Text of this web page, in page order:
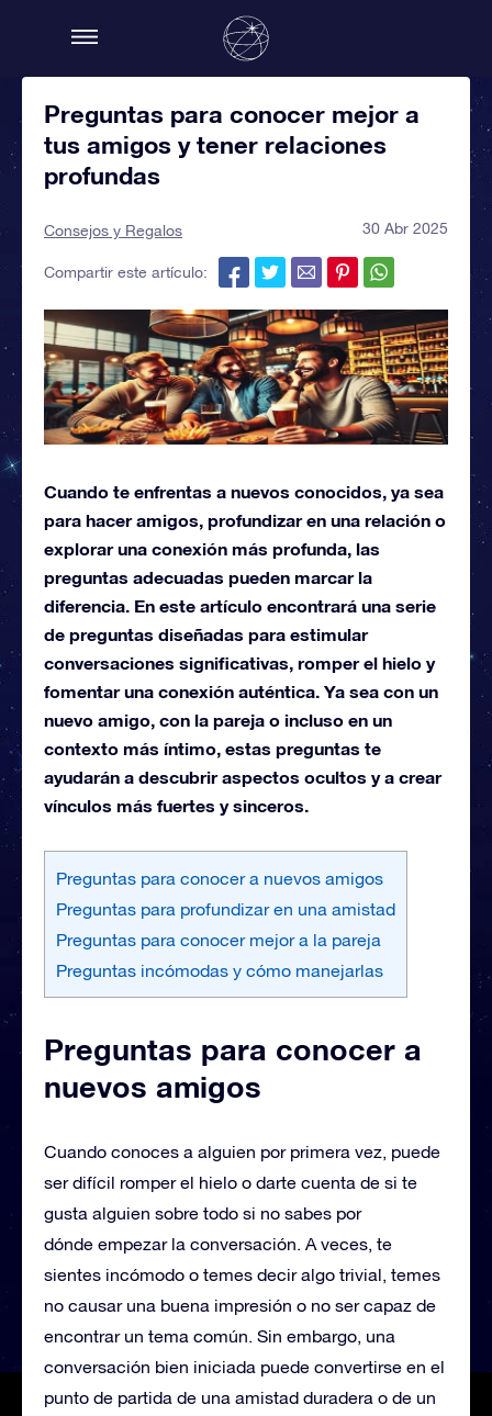
Preguntas para conocer mejor a
tus amigos y tener relaciones
profundas
Consejos y Regalos 30 Abr 2025
Compartir este artículo:
Cuando te enfrentas a nuevos conocidos, ya sea
para hacer amigos, profundizar en una relación o
explorar una conexión más profunda, las
preguntas adecuadas pueden marcar la
diferencia. En este artículo encontrará una serie
de preguntas diseñadas para estimular
conversaciones significativas, romper el hielo y
fomentar una conexión auténtica. Ya sea con un
nuevo amigo, con la pareja o incluso en un
contexto más íntimo, estas preguntas te
ayudarán a descubrir aspectos ocultos y a crear
vínculos más fuertes y sinceros.
Preguntas para conocer a nuevos amigos
Preguntas para profundizar en una amistad
Preguntas para conocer mejor a la pareja
Preguntas incómodas y cómo manejarlas
Preguntas para conocer a
nuevos amigos
Cuando conoces a alguien por primera vez, puede
ser difícil romper el hielo o darte cuenta de si te
gusta alguien sobre todo si no sabes por
dónde empezar la conversación. A veces, te
sientes incómodo o temes decir algo trivial, temes
no causar una buena impresión o no ser capaz de
encontrar un tema común. Sin embargo, una
conversación bien iniciada puede convertirse en el
punto de partida de una amistad duradera o de un